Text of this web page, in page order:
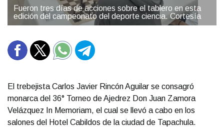
Fueron tres días de acciones sobre el tablero en esta
edición del campeonato del deporte ciencia. Cortesía
El trebejista Carlos Javier Rincón Aguilar se consagró
monarca del 36° Torneo de Ajedrez Don Juan Zamora
Velázquez In Memoriam, el cual se llevó a cabo en los
salones del Hotel Cabildos de la ciudad de Tapachula.